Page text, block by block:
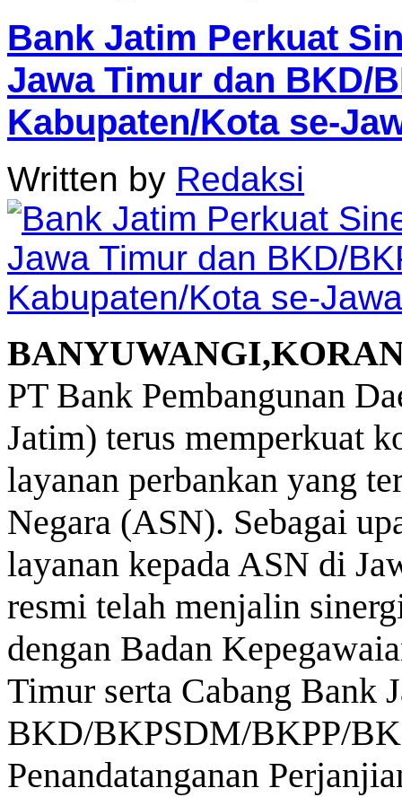
Bank Jatim Perkuat
Jawa Timur dan BKD/
Kabupaten/Kota se-
Written by Redaksi
PT Bank Pembangunan
Jatim) terus memperkuat
layanan perbankan yang
Negara (ASN). Sebagai
layanan kepada ASN di
resmi telah menjalin
dengan Badan
Timur serta Cabang Bank
BKD/BKPSDM/BKPP/
Penandatanganan